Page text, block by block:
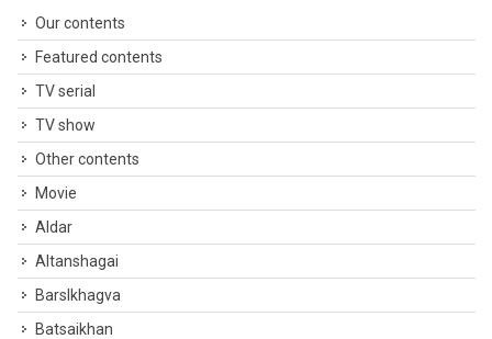
Our contents
Featured contents
TV serial
TV show
Other contents
Movie
Aldar
Altanshagai
Barslkhagva
Batsaikhan